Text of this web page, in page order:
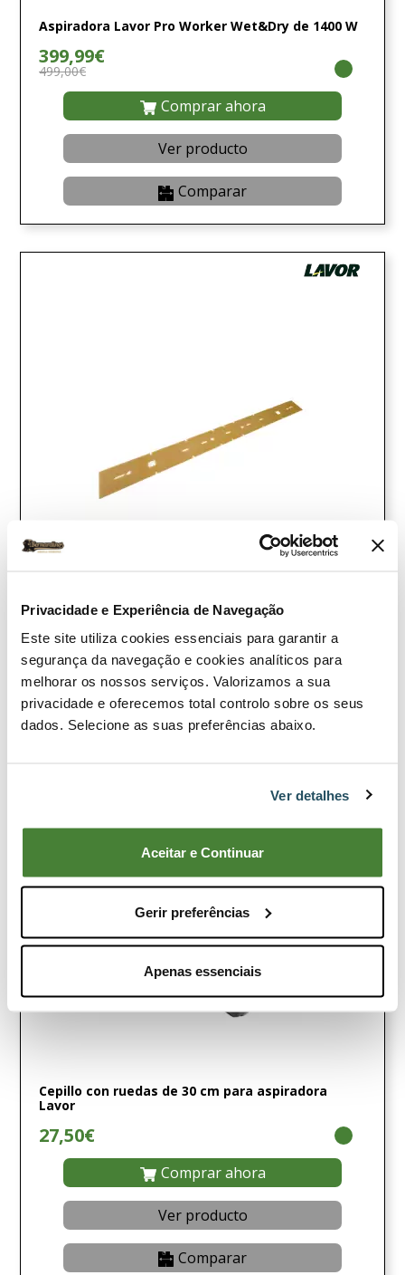
Privacidade e Experiência de Navegação
Este site utiliza cookies essenciais para garantir a
segurança da navegação e cookies analíticos para
melhorar os nossos serviços. Valorizamos a sua
privacidade e oferecemos total controlo sobre os seus
dados. Selecione as suas preferências abaixo.
Ver detalhes
Aceitar e Continuar
Gerir preferências
Apenas essenciais
Aspiradora Lavor Pro Worker Wet&Dry de 1400 W
399,99€
499,00€
Comprar ahora
Ver producto
Comparar
Desde 16,50€
Ver producto
Comparar
Cepillo con ruedas de 30 cm para aspiradora
Lavor
27,50€
Comprar ahora
Ver producto
Comparar